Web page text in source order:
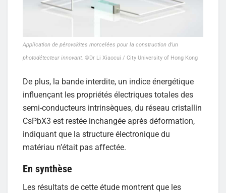
Application de pérovskites morcelées pour la construction d’un
photodétecteur innovant. ©Dr Li Xiaocui / City University of Hong Kong
De plus, la bande interdite, un indice énergétique
influençant les propriétés électriques totales des
semi-conducteurs intrinsèques, du réseau cristallin
CsPbX3 est restée inchangée après déformation,
indiquant que la structure électronique du
matériau n’était pas affectée.
En synthèse
Les résultats de cette étude montrent que les